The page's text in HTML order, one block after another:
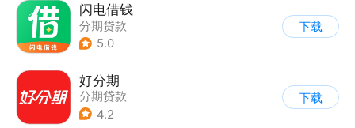
闪电借钱
分期贷款
5.0
下载
好分期
分期贷款
4.2
下载